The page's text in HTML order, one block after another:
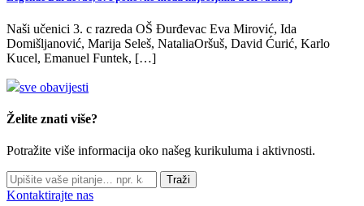
Naši učenici 3. c razreda OŠ Đurđevac Eva Mirović, Ida
Domišljanović, Marija Seleš, NataliaOršuš, David Ćurić, Karlo
Kucel, Emanuel Funtek, […]
sve obavijesti
Želite znati više?
Potražite više informacija oko našeg kurikuluma i aktivnosti.
Traži
Kontaktirajte nas